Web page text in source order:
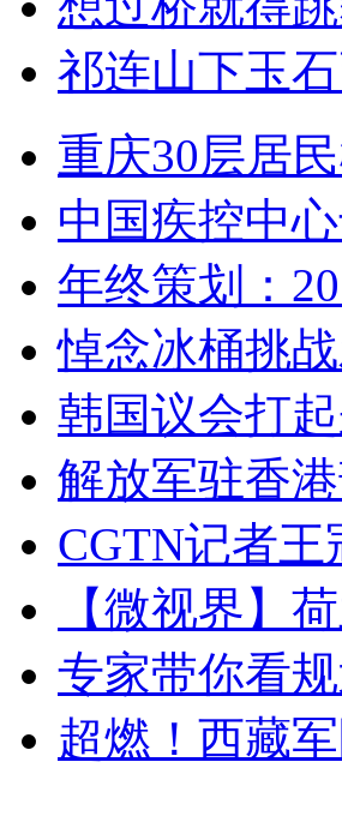
祁连山下玉
重庆30层居
中国疾控中
年终策划：
悼念冰桶挑
韩国议会打
解放军驻香
CGTN记者
【微视界】
专家带你看
超燃！西藏